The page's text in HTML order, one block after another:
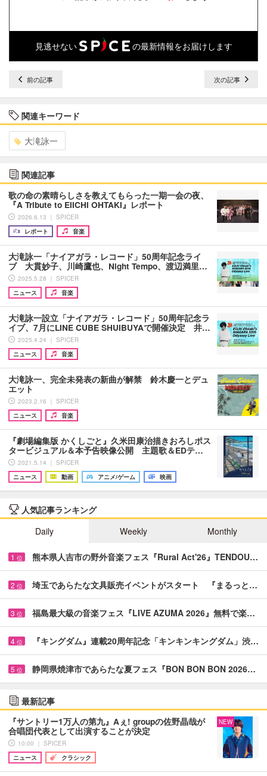
見逃せない の最新情報をお届けします
前の記事 次の記事
関連キーワード
大滝詠一
関連記事
歌の命の素晴らしさを教えてもらった一期一会の夜、
『A Tribute to EIICHI OHTAKI』レポート
2026.6.13 ｜ SPICER
レポート
音楽
大滝詠一「ナイアガラ・レコード」50周年記念ライ
ブ 大貫妙子、川崎鷹也、Night Tempo、渡辺満里…
2025.5.28 ｜ SPICER
ニュース
音楽
大滝詠一設立「ナイアガラ・レコード」50周年記念ラ
イブ、7月にLINE CUBE SHUIBUYAで開催決定 井…
2025.4.24 ｜ SPICER
ニュース
音楽
大滝詠一、完全未発表の新曲が解禁 鈴木慶一とデュ
エット
2023.2.16 ｜ SPICER
ニュース
音楽
『劇場編集版 かくしごと』久米田康治描きおろしポス
タービジュアル＆本予告映像公開 主題歌＆EDテ…
2021.5.14 ｜ SPICER
ニュース
動画 アニメ/ゲーム 映画
人気記事ランキング
Daily
Weekly Monthly
1 位 熊本県人吉市の野外音楽フェス『Rural Act'26』TENDOU…
2 位 埼玉であらたな文具販売イベントがスタート 『まるっと…
3 位 福島最大級の音楽フェス『LIVE AZUMA 2026』無料で楽…
4 位 『キングダム』連載20周年記念「キンキンキングダム」渋…
5 位 静岡県焼津市であらたな夏フェス『BON BON BON 2026…
最新記事
『サントリー1万人の第九』Aぇ! groupの佐野晶哉が
合唱団代表として出演することが決定
10:00 ｜ SPICER
ニュース
クラシック
NEW